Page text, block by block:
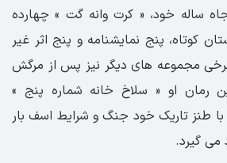
ساله خود، « کرت وانه گت » چهارده
کوتاه، پنج نمایشنامه و پنج اثر غیر
مجموعه های دیگر نیز پس از مرگش
رمان او « سلاخ خانه شماره پنج »
با طنز تاریک خود جنگ و شرایط اسف بار
می گیرد.